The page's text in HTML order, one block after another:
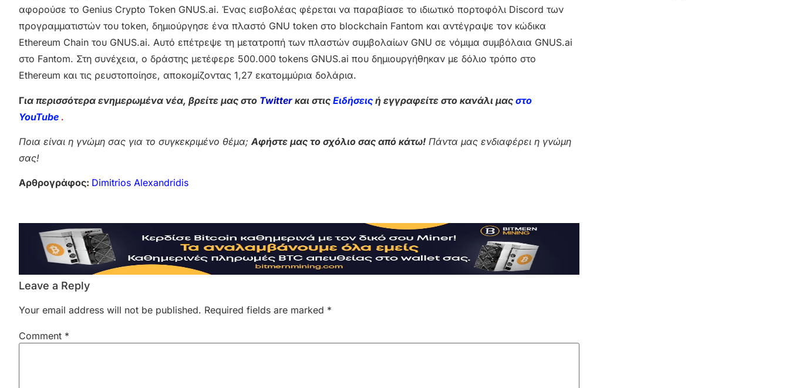
αφορούσε το Genius Crypto Token GNUS.ai. Ένας εισβολέας φέρεται να παραβίασε το ιδιωτικό πορτοφόλι Discord των
προγραμματιστών του token, δημιούργησε ένα πλαστό GNU token στο blockchain Fantom και αντέγραψε τον κώδικα
Ethereum Chain του GNUS.ai. Αυτό επέτρεψε τη μετατροπή των πλαστών συμβολαίων GNU σε νόμιμα συμβόλαια GNUS.ai
στο Fantom. Στη συνέχεια, ο δράστης μετέφερε 500.000 tokens GNUS.ai που δημιουργήθηκαν με δόλιο τρόπο στο
Ethereum και τις ρευστοποίησε, αποκομίζοντας 1,27 εκατομμύρια δολάρια.
Για περισσότερα ενημερωμένα νέα, βρείτε μας στο Twitter και στις Ειδήσεις ή εγγραφείτε στο κανάλι μας στο
YouTube .
Ποια είναι η γνώμη σας για το συγκεκριμένο θέμα;Αφήστε μας το σχόλιο σας από κάτω! Πάντα μας ενδιαφέρει η γνώμη
σας!
Αρθρογράφος: Dimitrios Alexandridis
Leave a Reply
Your email address will not be published. Required fields are marked *
Comment *